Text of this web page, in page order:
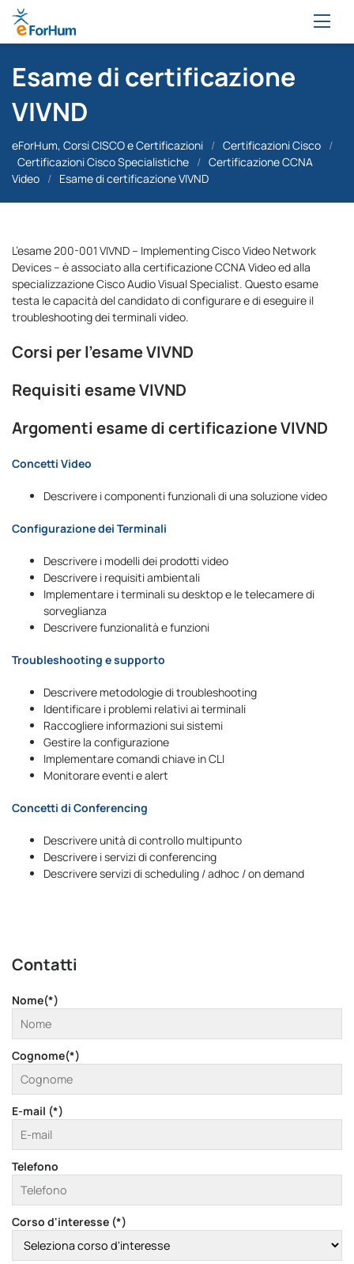
Esame di certificazione
VIVND
eForHum, Corsi CISCO e Certificazioni / Certificazioni Cisco /
Certificazioni Cisco Specialistiche / Certificazione CCNA
Video / Esame di certificazione VIVND
L’esame 200-001 VIVND – Implementing Cisco Video Network
Devices – è associato alla certificazione CCNA Video ed alla
specializzazione Cisco Audio Visual Specialist. Questo esame
testa le capacità del candidato di configurare e di eseguire il
troubleshooting dei terminali video.
Corsi per l’esame VIVND
Requisiti esame VIVND
Argomenti esame di certificazione VIVND
Concetti Video
Descrivere i componenti funzionali di una soluzione video
Configurazione dei Terminali
Descrivere i modelli dei prodotti video
Descrivere i requisiti ambientali
Implementare i terminali su desktop e le telecamere di
sorveglianza
Descrivere funzionalità e funzioni
Troubleshooting e supporto
Descrivere metodologie di troubleshooting
Identificare i problemi relativi ai terminali
Raccogliere informazioni sui sistemi
Gestire la configurazione
Implementare comandi chiave in CLI
Monitorare eventi e alert
Concetti di Conferencing
Descrivere unità di controllo multipunto
Descrivere i servizi di conferencing
Descrivere servizi di scheduling / adhoc / on demand
Contatti
Nome(*)
Cognome(*)
E-mail (*)
Telefono
Corso d'interesse (*)